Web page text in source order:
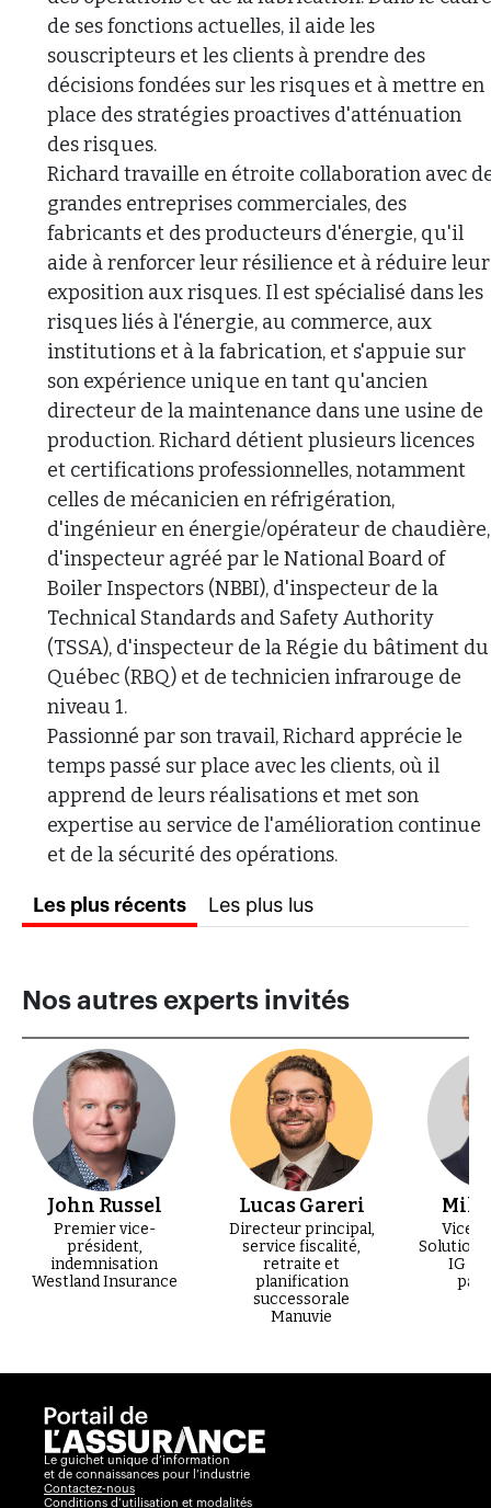
de ses fonctions actuelles, il aide les
souscripteurs et les clients à prendre des
décisions fondées sur les risques et à mettre en
place des stratégies proactives d'atténuation
des risques.
Richard travaille en étroite collaboration avec
grandes entreprises commerciales, des
fabricants et des producteurs d'énergie, qu'il
aide à renforcer leur résilience et à réduire leur
exposition aux risques. Il est spécialisé dans les
risques liés à l'énergie, au commerce, aux
institutions et à la fabrication, et s'appuie sur
son expérience unique en tant qu'ancien
directeur de la maintenance dans une usine de
production. Richard détient plusieurs licences
et certifications professionnelles, notamment
celles de mécanicien en réfrigération,
d'ingénieur en énergie/opérateur de chaudière,
d'inspecteur agréé par le National Board of
Boiler Inspectors (NBBI), d'inspecteur de la
Technical Standards and Safety Authority
(TSSA), d'inspecteur de la Régie du bâtiment du
Québec (RBQ) et de technicien infrarouge de
niveau 1.
Passionné par son travail, Richard apprécie le
temps passé sur place avec les clients, où il
apprend de leurs réalisations et met son
expertise au service de l'amélioration continue
et de la sécurité des opérations.
Les plus récents Les plus lus
Nos autres experts invités
John Russel
Premier vice-
président,
indemnisation
Westland Insurance
Lucas Gareri
Directeur principal,
service fiscalité,
retraite et
planification
successorale
Manuvie
Vice-
Solutions
IG
Le guichet unique d’information
et de connaissances pour l’industrie
Contactez-nous
Conditions d’utilisation et modalités